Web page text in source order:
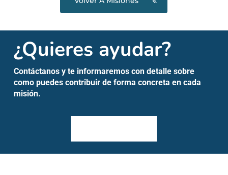
¿Quieres ayudar?
Contáctanos y te informaremos con detalle sobre
como puedes contribuir de forma concreta en cada
misión.